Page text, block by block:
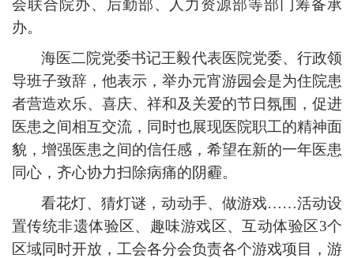
会联合院办、后勤部、人力资源部等部门筹备承
办。
海医二院党委书记王毅代表医院党委、行政领
导班子致辞，他表示 ， 举办元宵游园会是为住院患
者营造欢乐、喜庆、祥和及关爱的节日氛围，促进
医患之间相互交流，同时也展现医院职工的精神面
貌，增强医患之间的信任感，希望在新的一年医患
同心，齐心协力扫除病痛的阴霾。
看花灯、猜灯谜，动动手、做游戏……活动设
置传统非遗体验区、趣味游戏区、互动体验区3个
区域同时开放，工会各分会负责各个游戏项目，游